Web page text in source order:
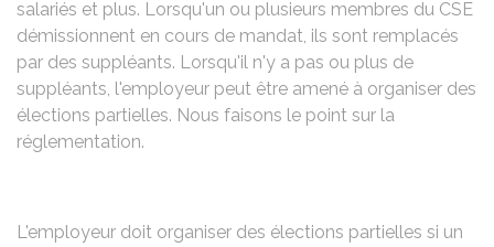
salariés et plus. Lorsqu'un ou plusieurs membres du CSE
démissionnent en cours de mandat, ils sont remplacés
par des suppléants. Lorsqu'il n'y a pas ou plus de
suppléants, l'employeur peut être amené à organiser des
élections partielles. Nous faisons le point sur la
réglementation.
L'employeur doit organiser des élections partielles si un